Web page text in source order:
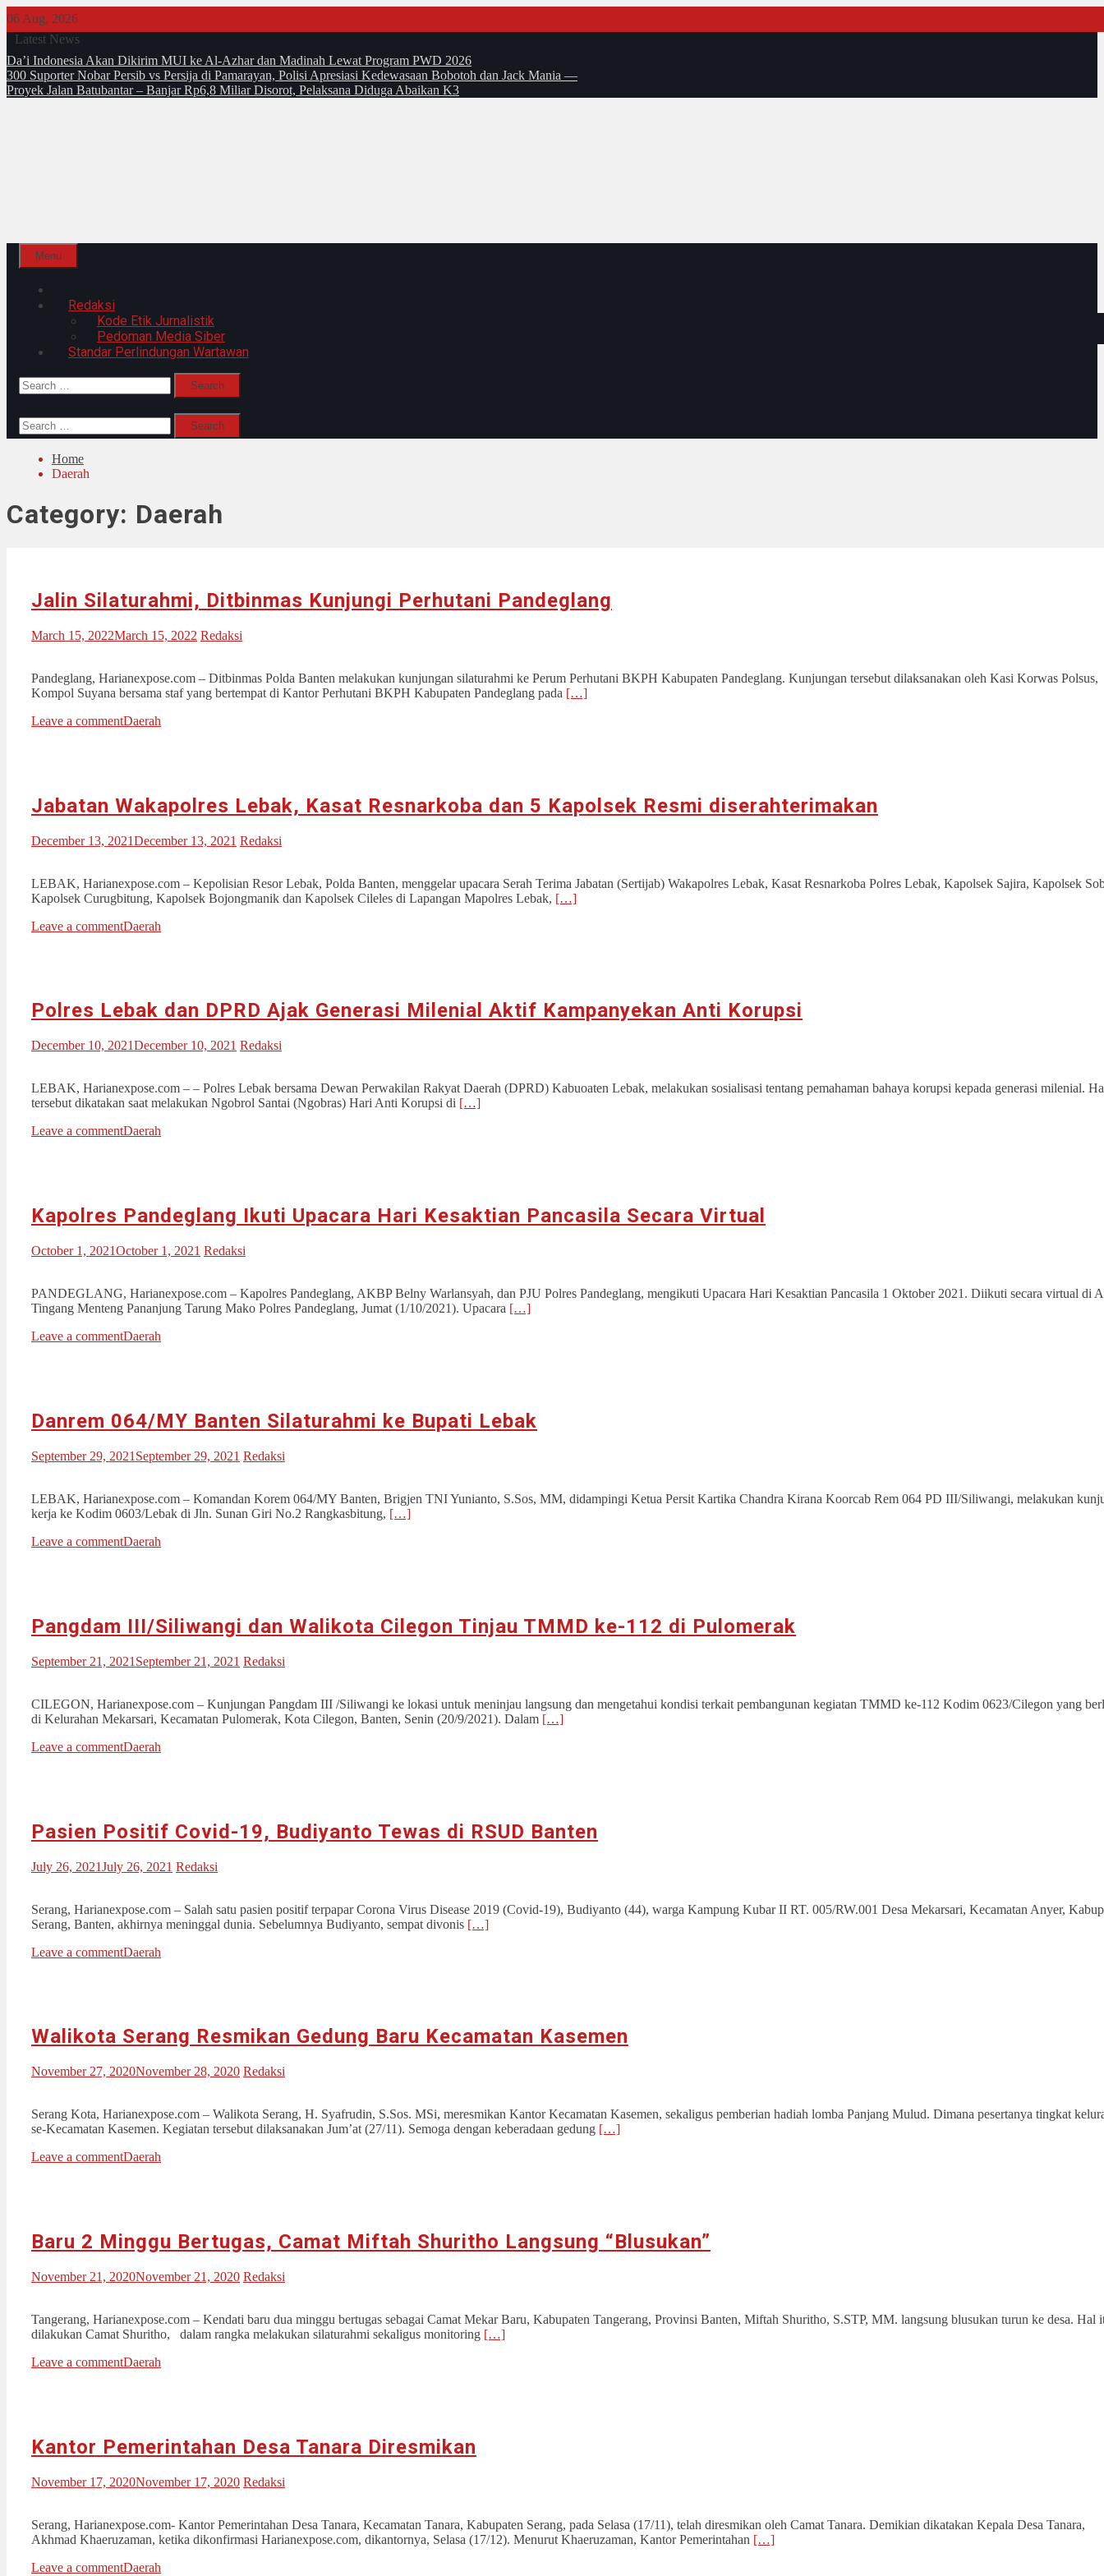
Skip
to
content
06 Aug, 2026
Latest News
Da’i Indonesia Akan Dikirim MUI ke Al-Azhar dan Madinah Lewat Program PWD 2026
300 Suporter Nobar Persib vs Persija di Pamarayan, Polisi Apresiasi Kedewasaan Bobotoh dan Jack Mania —
Proyek Jalan Batubantar – Banjar Rp6,8 Miliar Disorot, Pelaksana Diduga Abaikan K3
Menu
Redaksi
Kode Etik Jurnalistik
Pedoman Media Siber
Standar Perlindungan Wartawan
Search
for:
Search
for:
Home
Daerah
Category: Daerah
Jalin Silaturahmi, Ditbinmas Kunjungi Perhutani Pandeglang
March 15, 2022March 15, 2022 Redaksi
Pandeglang, Harianexpose.com – Ditbinmas Polda Banten melakukan kunjungan silaturahmi ke Perum Perhutani BKPH Kabupaten Pandeglang. Kunjungan tersebut dilaksanakan oleh Kasi Korwas Polsus,
Kompol Suyana bersama staf yang bertempat di Kantor Perhutani BKPH Kabupaten Pandeglang pada […]
Leave a commentDaerah
Jabatan Wakapolres Lebak, Kasat Resnarkoba dan 5 Kapolsek Resmi diserahterimakan
December 13, 2021December 13, 2021 Redaksi
LEBAK, Harianexpose.com – Kepolisian Resor Lebak, Polda Banten, menggelar upacara Serah Terima Jabatan (Sertijab) Wakapolres Lebak, Kasat Resnarkoba Polres Lebak, Kapolsek Sajira, Kapolsek
Kapolsek Curugbitung, Kapolsek Bojongmanik dan Kapolsek Cileles di Lapangan Mapolres Lebak, […]
Leave a commentDaerah
Polres Lebak dan DPRD Ajak Generasi Milenial Aktif Kampanyekan Anti Korupsi
December 10, 2021December 10, 2021 Redaksi
LEBAK, Harianexpose.com – – Polres Lebak bersama Dewan Perwakilan Rakyat Daerah (DPRD) Kabuoaten Lebak, melakukan sosialisasi tentang pemahaman bahaya korupsi kepada generasi milenial.
tersebut dikatakan saat melakukan Ngobrol Santai (Ngobras) Hari Anti Korupsi di […]
Leave a commentDaerah
Kapolres Pandeglang Ikuti Upacara Hari Kesaktian Pancasila Secara Virtual
October 1, 2021October 1, 2021 Redaksi
PANDEGLANG, Harianexpose.com – Kapolres Pandeglang, AKBP Belny Warlansyah, dan PJU Polres Pandeglang, mengikuti Upacara Hari Kesaktian Pancasila 1 Oktober 2021. Diikuti secara virtual di
Tingang Menteng Pananjung Tarung Mako Polres Pandeglang, Jumat (1/10/2021). Upacara […]
Leave a commentDaerah
Danrem 064/MY Banten Silaturahmi ke Bupati Lebak
September 29, 2021 September 29, 2021 Redaksi
LEBAK, Harianexpose.com – Komandan Korem 064/MY Banten, Brigjen TNI Yunianto, S.Sos, MM, didampingi Ketua Persit Kartika Chandra Kirana Koorcab Rem 064 PD III/Siliwangi, melakukan
kerja ke Kodim 0603/Lebak di Jln. Sunan Giri No.2 Rangkasbitung, […]
Leave a commentDaerah
Pangdam III/Siliwangi dan Walikota Cilegon Tinjau TMMD ke-112 di Pulomerak
September 21, 2021 September 21, 2021 Redaksi
CILEGON, Harianexpose.com – Kunjungan Pangdam III /Siliwangi ke lokasi untuk meninjau langsung dan mengetahui kondisi terkait pembangunan kegiatan TMMD ke-112 Kodim 0623/Cilegon yang
di Kelurahan Mekarsari, Kecamatan Pulomerak, Kota Cilegon, Banten, Senin (20/9/2021). Dalam […]
Leave a commentDaerah
Pasien Positif Covid-19, Budiyanto Tewas di RSUD Banten
July 26, 2021July 26, 2021 Redaksi
Serang, Harianexpose.com – Salah satu pasien positif terpapar Corona Virus Disease 2019 (Covid-19), Budiyanto (44), warga Kampung Kubar II RT. 005/RW.001 Desa Mekarsari, Kecamatan Anyer,
Serang, Banten, akhirnya meninggal dunia. Sebelumnya Budiyanto, sempat divonis […]
Leave a commentDaerah
Walikota Serang Resmikan Gedung Baru Kecamatan Kasemen
November 27, 2020November 28, 2020 Redaksi
Serang Kota, Harianexpose.com – Walikota Serang, H. Syafrudin, S.Sos. MSi, meresmikan Kantor Kecamatan Kasemen, sekaligus pemberian hadiah lomba Panjang Mulud. Dimana pesertanya tingkat
se-Kecamatan Kasemen. Kegiatan tersebut dilaksanakan Jum’at (27/11). Semoga dengan keberadaan gedung […]
Leave a commentDaerah
Baru 2 Minggu Bertugas, Camat Miftah Shuritho Langsung “Blusukan”
November 21, 2020November 21, 2020 Redaksi
Tangerang, Harianexpose.com – Kendati baru dua minggu bertugas sebagai Camat Mekar Baru, Kabupaten Tangerang, Provinsi Banten, Miftah Shuritho, S.STP, MM. langsung blusukan turun ke desa. Hal
dilakukan Camat Shuritho, dalam rangka melakukan silaturahmi sekaligus monitoring […]
Leave a commentDaerah
Kantor Pemerintahan Desa Tanara Diresmikan
November 17, 2020November 17, 2020 Redaksi
Serang, Harianexpose.com- Kantor Pemerintahan Desa Tanara, Kecamatan Tanara, Kabupaten Serang, pada Selasa (17/11), telah diresmikan oleh Camat Tanara. Demikian dikatakan Kepala Desa Tanara,
Akhmad Khaeruzaman, ketika dikonfirmasi Harianexpose.com, dikantornya, Selasa (17/12). Menurut Khaeruzaman, Kantor Pemerintahan […]
Leave a commentDaerah